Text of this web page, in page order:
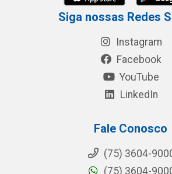
Siga nossas Redes
Instagram
Facebook
YouTube
LinkedIn
Fale Conosco
(75) 3604-
(75) 3604-